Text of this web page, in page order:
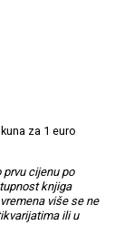
za 1 euro
cijenu po
knjiga
više se ne
ili u